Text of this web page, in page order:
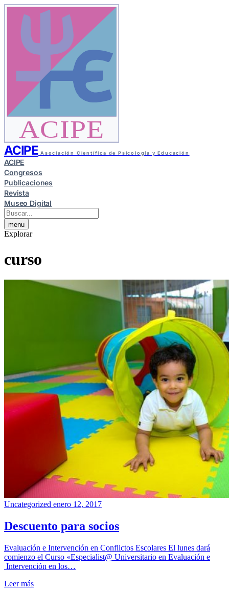
ACIPE
ACIPE Asociación Científica de Psicología y Educación
ACIPE
Congresos
Publicaciones
Revista
Museo Digital
menu
Explorar
curso
Uncategorized enero 12, 2017
Descuento para socios
Evaluación e Intervención en Conflictos Escolares El lunes dará
comienzo el Curso «Especialist@ Universitario en Evaluación e
Intervención en los…
Leer más